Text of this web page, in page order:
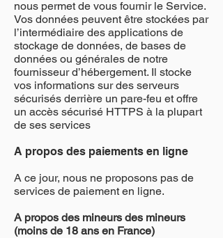
nous permet de vous fournir le Service.
Vos données peuvent être stockées par
l’intermédiaire des applications de
stockage de données, de bases de
données ou générales de notre
fournisseur d’hébergement. Il stocke
vos informations sur des serveurs
sécurisés derrière un pare-feu et offre
un accès sécurisé HTTPS à la plupart
de ses services
A propos des paiements en ligne
A ce jour, nous ne proposons pas de
services de paiement en ligne.
A propos des mineurs des mineurs
(moins de 18 ans en France)